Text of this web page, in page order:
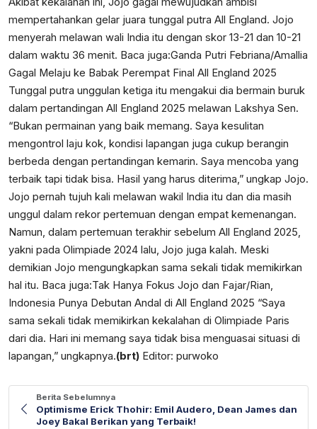
mempertahankan gelar juara tunggal putra All England. Jojo
menyerah melawan wali India itu dengan skor 13-21 dan 10-21
dalam waktu 36 menit. Baca juga:Ganda Putri Febriana/Amallia
Gagal Melaju ke Babak Perempat Final All England 2025
Tunggal putra unggulan ketiga itu mengakui dia bermain buruk
dalam pertandingan All England 2025 melawan Lakshya Sen.
“Bukan permainan yang baik memang. Saya kesulitan
mengontrol laju kok, kondisi lapangan juga cukup berangin
berbeda dengan pertandingan kemarin. Saya mencoba yang
terbaik tapi tidak bisa. Hasil yang harus diterima,” ungkap Jojo.
Jojo pernah tujuh kali melawan wakil India itu dan dia masih
unggul dalam rekor pertemuan dengan empat kemenangan.
Namun, dalam pertemuan terakhir sebelum All England 2025,
yakni pada Olimpiade 2024 lalu, Jojo juga kalah. Meski
demikian Jojo mengungkapkan sama sekali tidak memikirkan
hal itu. Baca juga:Tak Hanya Fokus Jojo dan Fajar/Rian,
Indonesia Punya Debutan Andal di All England 2025 “Saya
sama sekali tidak memikirkan kekalahan di Olimpiade Paris
dari dia. Hari ini memang saya tidak bisa menguasai situasi di
lapangan,” ungkapnya.(brt) Editor: purwoko
Berita Sebelumnya
Optimisme Erick Thohir: Emil Audero, Dean James dan
Joey Bakal Berikan yang Terbaik!